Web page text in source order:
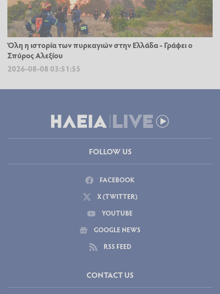
Όλη η ιστορία των πυρκαγιών στην Ελλάδα - Γράφει ο
Σπύρος Αλεξίου
2026-08-08 03:51:55
FOLLOW US
FACEBOOK
X (TWITTER)
YOUTUBE
GOOGLE NEWS
RSS FEED
CONTACT US